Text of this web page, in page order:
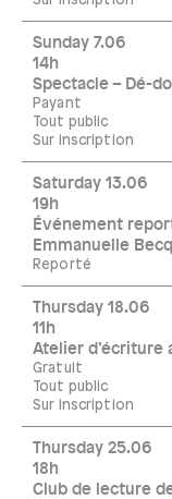
Sunday 7.06
14h
Spectacle – Dé-
Payant
Tout public
Sur inscription
Saturday 13.06
19h
Événement
Emmanuelle
Reporté
Thursday 18.06
11h
Atelier d’écriture
Gratuit
Tout public
Sur inscription
Thursday 25.06
18h
Club de lecture